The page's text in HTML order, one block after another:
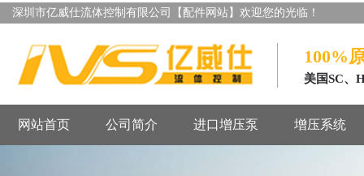
深圳市亿威仕流体控制有限公司【配件网站】欢迎您的光临！
100%
美国SC、
网站首页 公司简介 进口增压泵 增压系统